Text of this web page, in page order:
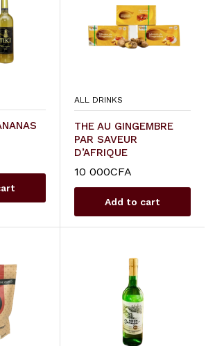
ALL DRINKS
THE AU GINGEMBRE
PAR SAVEUR
D’AFRIQUE
10 000CFA
Add to cart